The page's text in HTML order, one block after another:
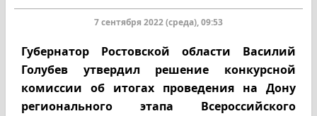
7 сентября 2022 (среда), 09:53
Губернатор Ростовской области Василий
Голубев утвердил решение конкурсной
комиссии об итогах проведения на Дону
регионального этапа Всероссийского